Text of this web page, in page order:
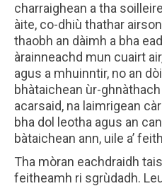
charraighean a tha
àite, co-dhiù thathar
thaobh an dàimh a bha
àrainneachd mun cuairt
agus a mhuinntir, no an
bhàtaichean ùr-
acarsaid, na laimrigean
bha dol leotha agus an
bàtaichean ann, uile a’
Tha mòran eachdraidh
feitheamh ri sgrùdadh.